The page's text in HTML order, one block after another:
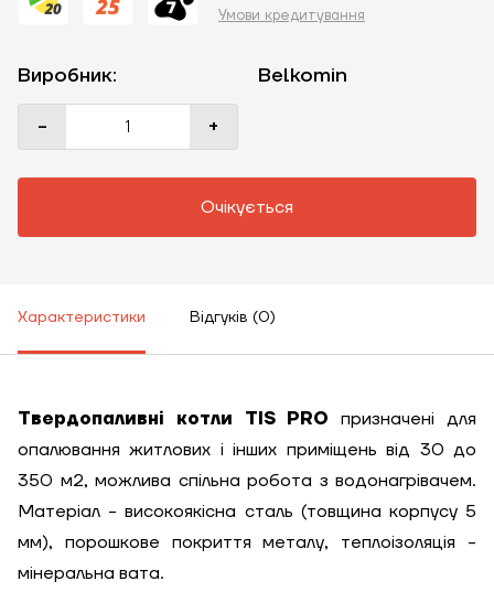
Умови кредитування
Виробник:
Belkomin
-
+
Очікується
Характеристики Відгуків (0)
Твердопаливні котли TIS PRO призначені для
опалювання житлових і інших приміщень від 30 до
350 м2, можлива спільна робота з водонагрівачем.
Матеріал - високоякісна сталь (товщина корпусу 5
мм), порошкове покриття металу, теплоізоляція -
мінеральна вата.